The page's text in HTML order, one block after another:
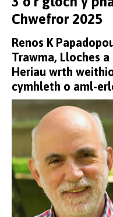
Chwefror 2025
Renos K
Trawma, Lloches
Heriau wrth
cymhleth o aml-